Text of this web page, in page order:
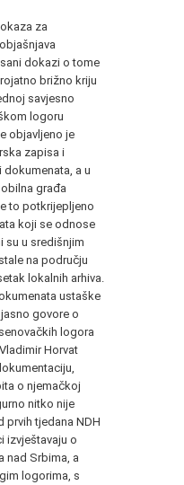
za
dokazi o tome
brižno kriju
savjesno
logoru
objavljeno je
zapisa i
a u
građa
to potkrijepljeno
koji se odnose
su u središnjim
na području
lokalnih arhiva.
ustaške
govore o
logora
Horvat
o njemačkoj
nitko nije
prvih tjedana NDH
izvještavaju o
nad Srbima, a
logorima, s